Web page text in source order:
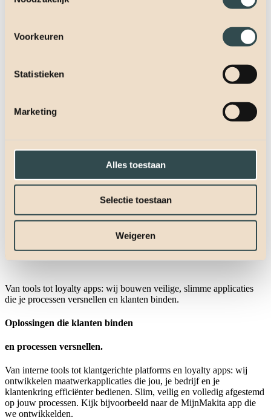
Voorkeuren
Statistieken
Marketing
Alles toestaan
Selectie toestaan
Weigeren
Oplossingen die klanten binden en processen versnellen.
Van tools tot loyalty apps: wij bouwen veilige, slimme applicaties
die je processen versnellen en klanten binden.
Oplossingen die klanten binden
en processen versnellen.
Van interne tools tot klantgerichte platforms en loyalty apps: wij
ontwikkelen maatwerkapplicaties die jou, je bedrijf en je
klantenkring efficiënter bedienen. Slim, veilig en volledig afgestemd
op jouw processen. Kijk bijvoorbeeld naar de MijnMakita app die
we ontwikkelden.